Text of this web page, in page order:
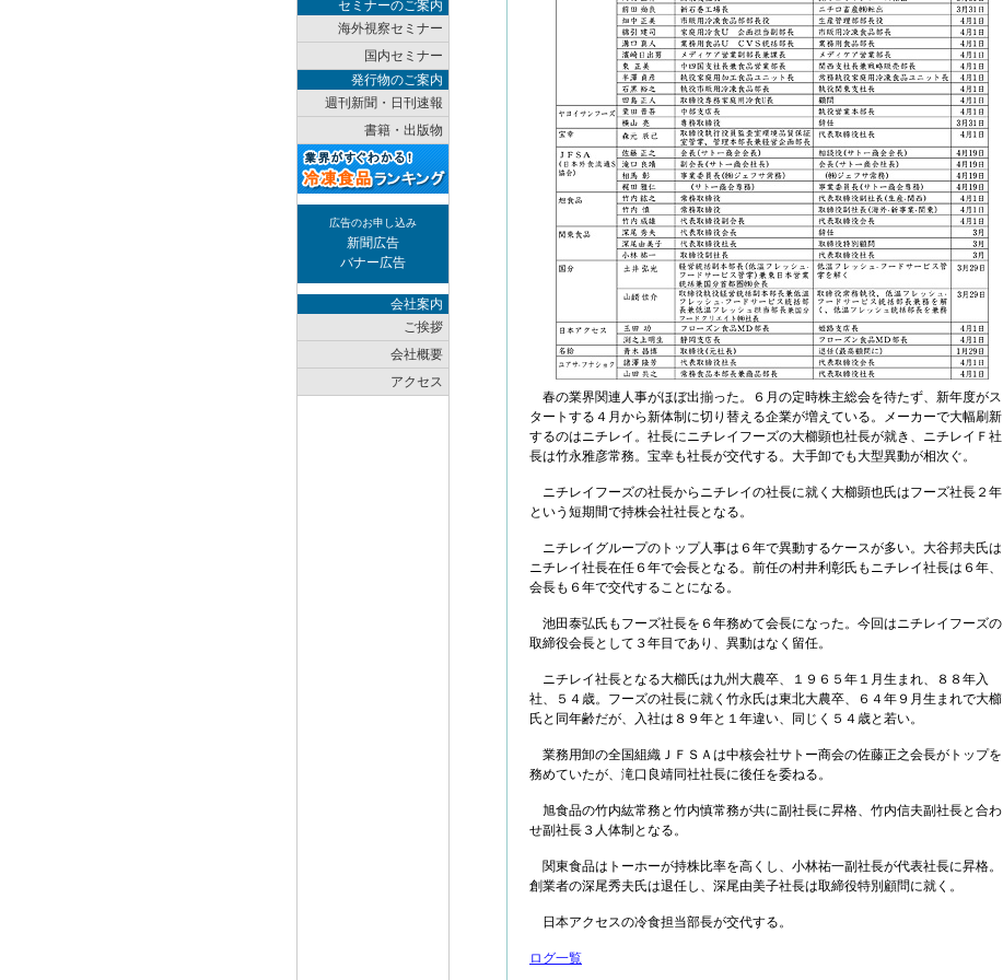
セミナーのご案内
海外視察セミナー
国内セミナー
発行物のご案内
週刊新聞・日刊速報
書籍・出版物
広告のお申し込み
新聞広告
バナー広告
会社案内
ご挨拶
会社概要
アクセス
春の業界関連人事がほぼ出揃った。６月の定時株主総会を待たず、新年度がス
タートする４月から新体制に切り替える企業が増えている。メーカーで大幅刷新
するのはニチレイ。社長にニチレイフーズの大櫛顕也社長が就き、ニチレイＦ社
長は竹永雅彦常務。宝幸も社長が交代する。大手卸でも大型異動が相次ぐ。
ニチレイフーズの社長からニチレイの社長に就く大櫛顕也氏はフーズ社長２年
という短期間で持株会社社長となる。
ニチレイグループのトップ人事は６年で異動するケースが多い。大谷邦夫氏は
ニチレイ社長在任６年で会長となる。前任の村井利彰氏もニチレイ社長は６年、
会長も６年で交代することになる。
池田泰弘氏もフーズ社長を６年務めて会長になった。今回はニチレイフーズの
取締役会長として３年目であり、異動はなく留任。
ニチレイ社長となる大櫛氏は九州大農卒、１９６５年１月生まれ、８８年入
社、５４歳。フーズの社長に就く竹永氏は東北大農卒、６４年９月生まれで大櫛
氏と同年齢だが、入社は８９年と１年違い、同じく５４歳と若い。
業務用卸の全国組織ＪＦＳＡは中核会社サトー商会の佐藤正之会長がトップを
務めていたが、滝口良靖同社社長に後任を委ねる。
旭食品の竹内紘常務と竹内慎常務が共に副社長に昇格、竹内信夫副社長と合わ
せ副社長３人体制となる。
関東食品はトーホーが持株比率を高くし、小林祐一副社長が代表社長に昇格。
創業者の深尾秀夫氏は退任し、深尾由美子社長は取締役特別顧問に就く。
日本アクセスの冷食担当部長が交代する。
ログ一覧